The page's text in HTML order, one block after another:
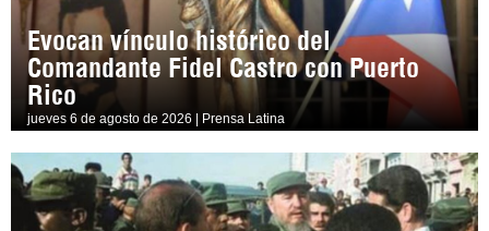
Evocan vínculo histórico del
Comandante Fidel Castro con Puerto
Rico
jueves 6 de agosto de 2026 | Prensa Latina